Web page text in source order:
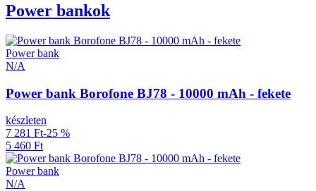
Power bankok
Power bank
N/A
Power bank Borofone BJ78 - 10000 mAh - fekete
készleten
7 281 Ft-25 %
5 460 Ft
Power bank
N/A